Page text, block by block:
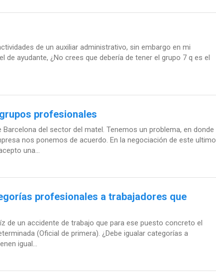
de un auxiliar administrativo, sin embargo en mi
ayudante, ¿No crees que debería de tener el grupo 7 q es el
profesionales
del sector del matel. Tenemos un problema, en donde
nos ponemos de acuerdo. En la negociación de este ultimo
una...
profesionales a trabajadores que
de un accidente de trabajo que para ese puesto concreto el
(Oficial de primera). ¿Debe igualar categorías a
igual...